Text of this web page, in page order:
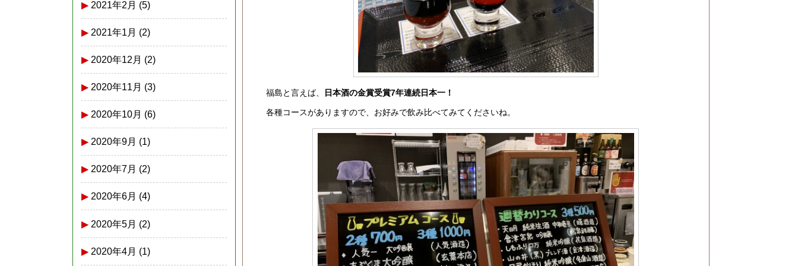
2021年2月 (5)
2021年1月 (2)
2020年12月 (2)
2020年11月 (3)
2020年10月 (6)
2020年9月 (1)
2020年7月 (2)
2020年6月 (4)
2020年5月 (2)
2020年4月 (1)
福島と言えば、 日本酒の金賞受賞7年連続日本一！
各種コースがありますので、お好みで飲み比べてみてくださいね。